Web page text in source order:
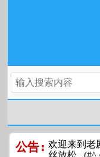
公告: 欢迎来到老
丝放松